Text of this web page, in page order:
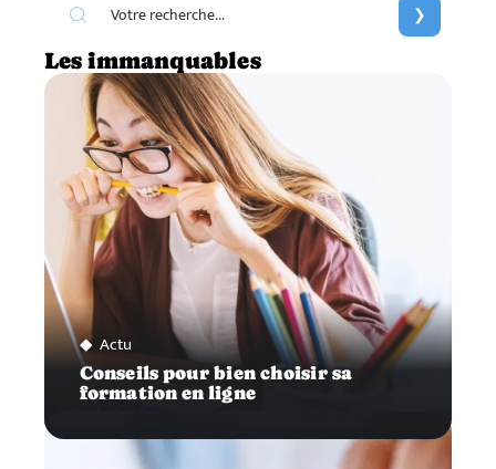
Les immanquables
Actu
Conseils pour bien choisir sa
formation en ligne